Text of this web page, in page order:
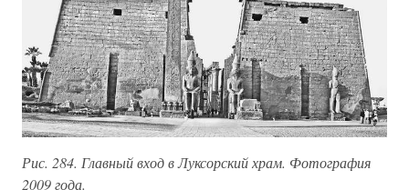
Рис. 284. Главный вход в Луксорский храм. Фотография
2009 года.